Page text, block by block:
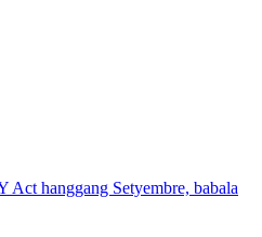
hanggang Setyembre, babala